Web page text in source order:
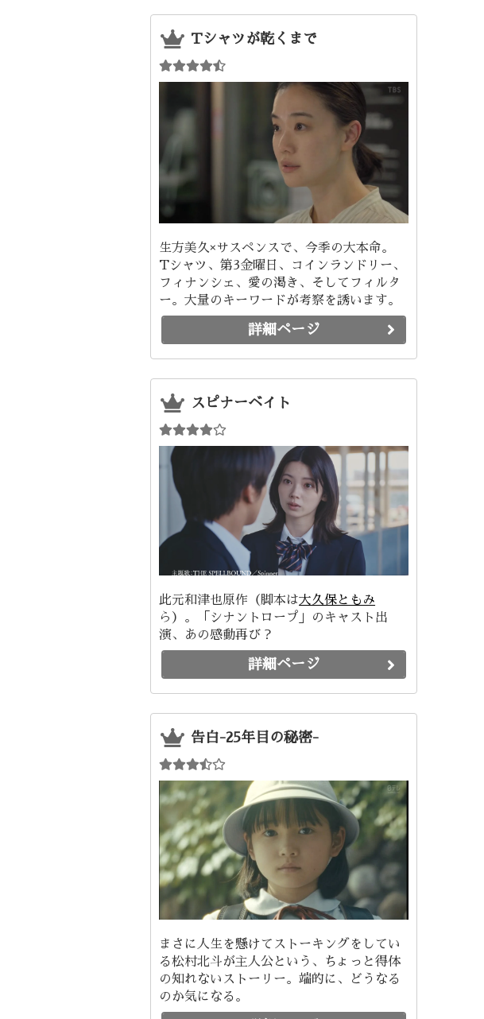
Tシャツが乾くまで
生方美久×サスペンスで、今季の大本命。
Tシャツ、第3金曜日、コインランドリー、
フィナンシェ、愛の渇き、そしてフィルタ
ー。大量のキーワードが考察を誘います。
詳細ページ
スピナーベイト
此元和津也原作（脚本は大久保ともみ
ら）。「シナントロープ」のキャスト出
演、あの感動再び？
詳細ページ
告白-25年目の秘密-
まさに人生を懸けてストーキングをしてい
る松村北斗が主人公という、ちょっと得体
の知れないストーリー。端的に、どうなる
のか気になる。